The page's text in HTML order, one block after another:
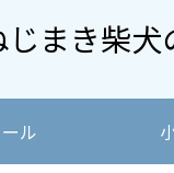
じまき柴犬
ル